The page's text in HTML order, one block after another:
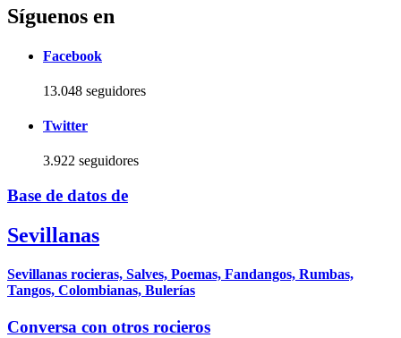
Síguenos en
Facebook
13.048 seguidores
Twitter
3.922 seguidores
Base de datos de
Sevillanas
Sevillanas rocieras, Salves, Poemas, Fandangos, Rumbas,
Tangos, Colombianas, Bulerías
Conversa con otros rocieros